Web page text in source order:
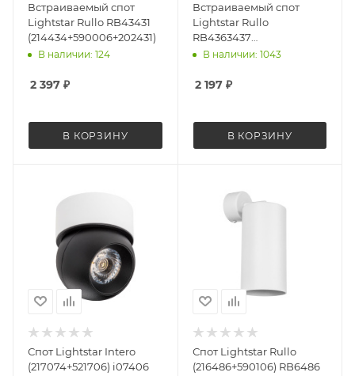
Встраиваемый спот
Lightstar Rullo RB43431
(214434+590006+202431)
В наличии: 124
2 397 ₽
В КОРЗИНУ
Встраиваемый спот
Lightstar Rullo
RB4363437
(214436+590006+203437)
В наличии: 1043
2 197₽
В КОРЗИНУ
Спот Lightstar Intero
(217074+521706) i07406
Спот Lightstar Rullo
(216486+590106) RB6486